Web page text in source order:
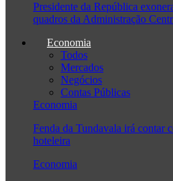
Presidente da República
quadros da Administração
Economia
Todos
Mercados
Negócios
Contas Públicas
Economia
Fenda da Tundavala irá contar
hoteleira
Economia